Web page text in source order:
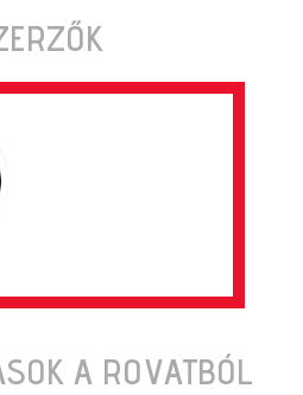
A ROVATBÓL